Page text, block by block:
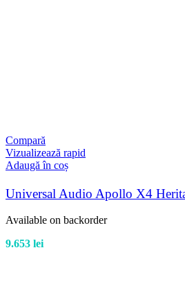
Compară
Vizualizează rapid
Adaugă în coș
Universal Audio Apollo X4
Available on backorder
9.653 lei